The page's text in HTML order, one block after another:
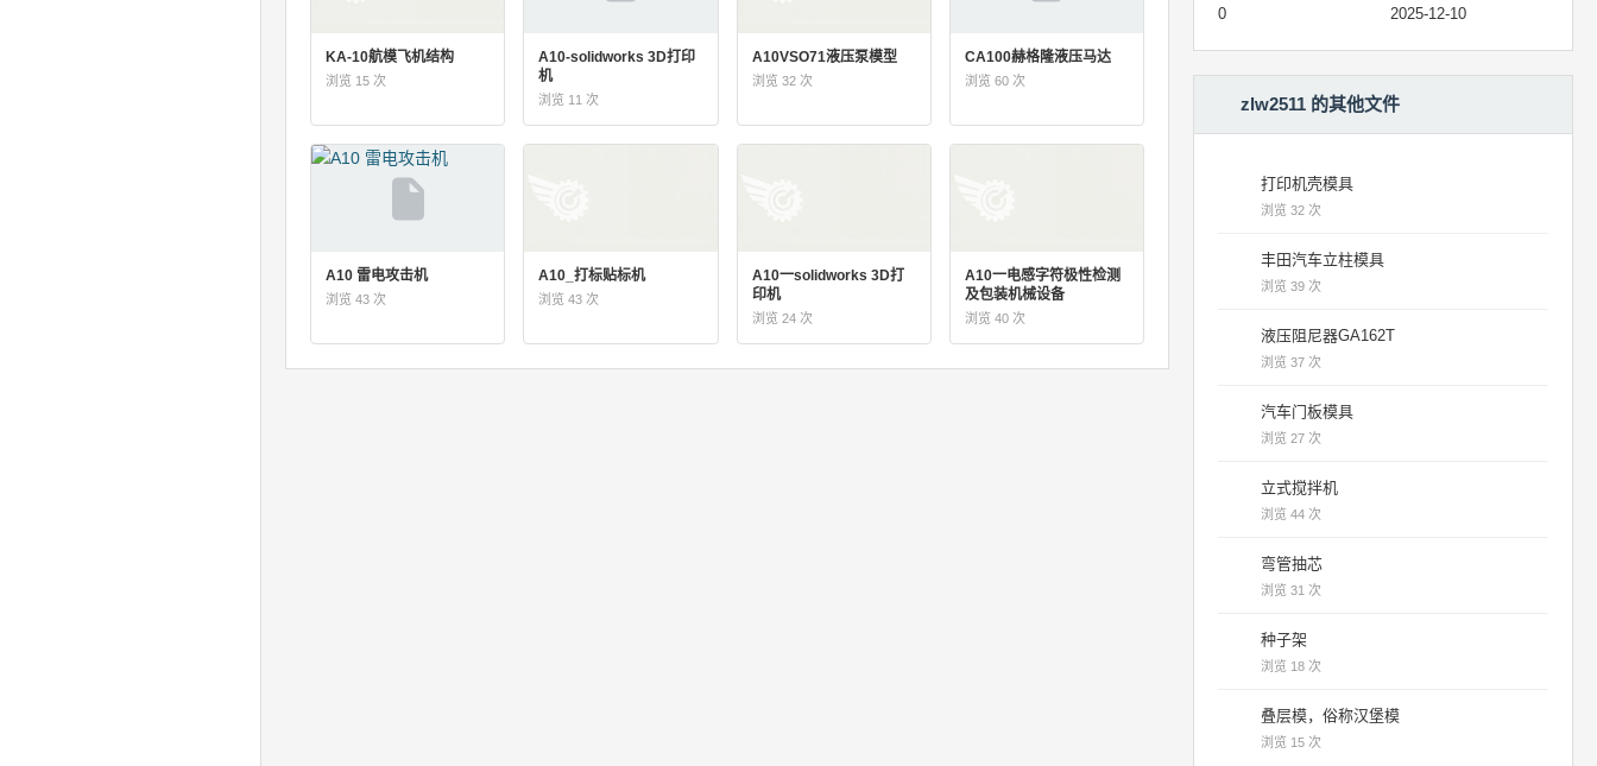
KA-10航模飞机结构
浏览 15 次
A10-solidworks 3D打印
机
浏览 11 次
A10VSO71液压泵模型
浏览 32 次
CA100赫格隆液压马达
浏览 60 次
A10 雷电攻击机
浏览 43 次
A10_打标贴标机
浏览 43 次
A10一solidworks 3D打
印机
浏览 24 次
A10一电感字符极性检测
及包装机械设备
浏览 40 次
0 2025-12-10
zlw2511 的其他文件
打印机壳模具
浏览 32 次
丰田汽车立柱模具
浏览 39 次
液压阻尼器GA162T
浏览 37 次
汽车门板模具
浏览 27 次
立式搅拌机
浏览 44 次
弯管抽芯
浏览 31 次
种子架
浏览 18 次
叠层模，俗称汉堡模
浏览 15 次